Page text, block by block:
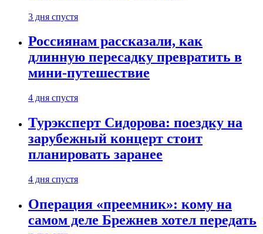
3 дня спустя
Россиянам рассказали, как
длинную пересадку превратить в
мини-путешествие
4 дня спустя
Турэксперт Сидорова: поездку на
зарубежный концерт стоит
планировать заранее
4 дня спустя
Операция «преемник»: кому на
самом деле Брежнев хотел передать